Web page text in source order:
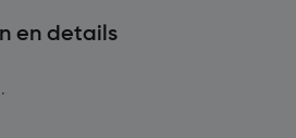
en details